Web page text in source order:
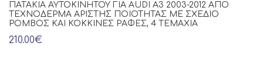
ΠΑΤΆΚΙΑ ΑΥΤΟΚΙΝΉΤΟΥ ΓΙΑ AUDI A3 2003-2012 ΑΠΌ
ΤΕΧΝΌΔΕΡΜΑ ΆΡΙΣΤΗΣ ΠΟΙΌΤΗΤΑΣ ΜΕ ΣΧΈΔΙΟ
ΡΌΜΒΟΣ ΚΑΙ ΚΌΚΚΙΝΕΣ ΡΑΦΈΣ, 4 ΤΕΜΆΧΙΑ
210.00€